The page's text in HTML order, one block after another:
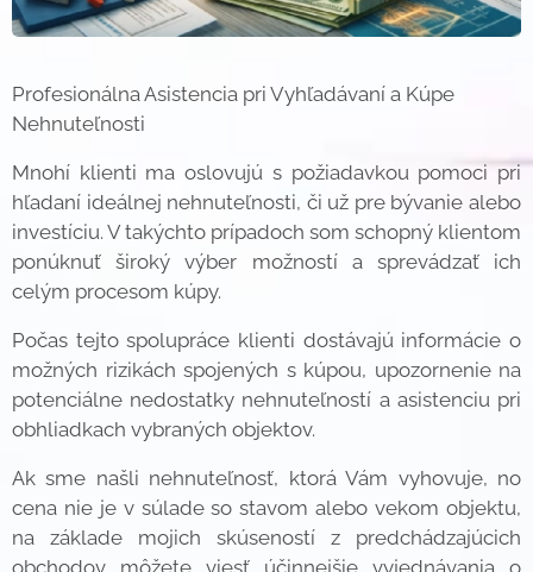
Profesionálna Asistencia pri Vyhľadávaní a Kúpe
Nehnuteľnosti
Mnohí klienti ma oslovujú s požiadavkou pomoci pri
hľadaní ideálnej nehnuteľnosti, či už pre bývanie alebo
investíciu. V takýchto prípadoch som schopný klientom
ponúknuť široký výber možností a sprevádzať ich
celým procesom kúpy.
Počas tejto spolupráce klienti dostávajú informácie o
možných rizikách spojených s kúpou, upozornenie na
potenciálne nedostatky nehnuteľností a asistenciu pri
obhliadkach vybraných objektov.
Ak sme našli nehnuteľnosť, ktorá Vám vyhovuje, no
cena nie je v súlade so stavom alebo vekom objektu,
na základe mojich skúseností z predchádzajúcich
obchodov môžete viesť účinnejšie vyjednávania o